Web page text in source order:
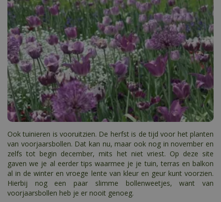
Ook tuinieren is vooruitzien. De herfst is de tijd voor het planten
van voorjaarsbollen. Dat kan nu, maar ook nog in november en
zelfs tot begin december, mits het niet vriest. Op deze site
gaven we je al eerder tips waarmee je je tuin, terras en balkon
al in de winter en vroege lente van kleur en geur kunt voorzien.
Hierbij nog een paar slimme bollenweetjes, want van
voorjaarsbollen heb je er nooit genoeg.